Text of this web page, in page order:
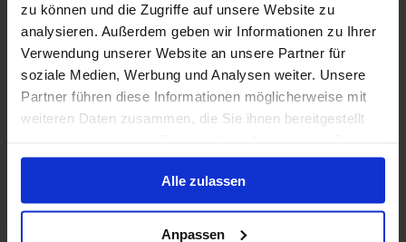
zu können und die Zugriffe auf unsere Website zu
analysieren. Außerdem geben wir Informationen zu Ihrer
Verwendung unserer Website an unsere Partner für
soziale Medien, Werbung und Analysen weiter. Unsere
Partner führen diese Informationen möglicherweise mit
weiteren Daten zusammen, die Sie ihnen bereitgestellt
gesammelt haben.
Alle zulassen
Anpassen
1 / 18
Queen Mary 2
cruiseschip. Het schip is speciaal ontworpen om de
Atlantische Oceaan over te steken. Aan boord van de
Queen Mary 2 beleef je gegarandeerd een droomreis!